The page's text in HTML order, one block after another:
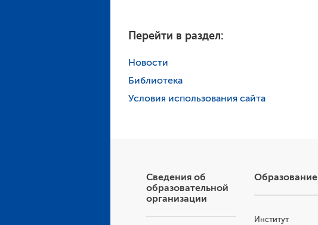
Перейти в раздел:
Новости
Библиотека
Условия использования сайта
Сведения об
образовательной
организации
Образование
Институт